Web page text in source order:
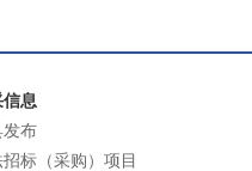
信息
发布
标（采购）项目